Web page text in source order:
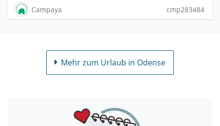
Campaya cmp283484
Mehr zum Urlaub in Odense